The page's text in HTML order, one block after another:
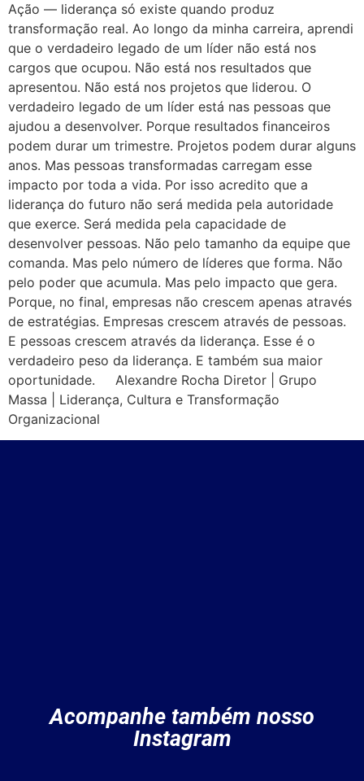
Ação — liderança só existe quando produz
transformação real. Ao longo da minha carreira, aprendi
que o verdadeiro legado de um líder não está nos
cargos que ocupou. Não está nos resultados que
apresentou. Não está nos projetos que liderou. O
verdadeiro legado de um líder está nas pessoas que
ajudou a desenvolver. Porque resultados financeiros
podem durar um trimestre. Projetos podem durar alguns
anos. Mas pessoas transformadas carregam esse
impacto por toda a vida. Por isso acredito que a
liderança do futuro não será medida pela autoridade
que exerce. Será medida pela capacidade de
desenvolver pessoas. Não pelo tamanho da equipe que
comanda. Mas pelo número de líderes que forma. Não
pelo poder que acumula. Mas pelo impacto que gera.
Porque, no final, empresas não crescem apenas através
de estratégias. Empresas crescem através de pessoas.
E pessoas crescem através da liderança. Esse é o
verdadeiro peso da liderança. E também sua maior
oportunidade. Alexandre Rocha Diretor | Grupo
Massa | Liderança, Cultura e Transformação
Organizacional
Acompanhe também nosso
Instagram